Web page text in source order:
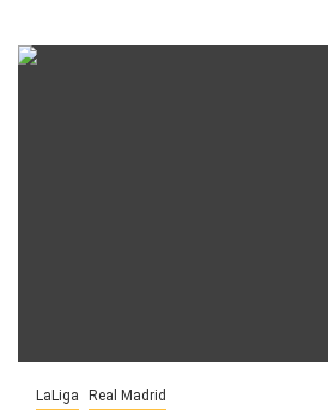
LaLiga Real Madrid